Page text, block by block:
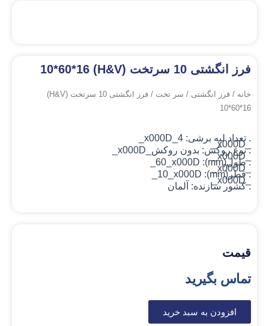
فرز انگشتی 10 سرتخت (H&V) 10*60*16
خانه / فرز انگشتی / سر تخت
/ فرز انگشتی 10 سرتخت (H&V)
10*60*16
. تعداد لبه برشی: 4_x000D_
_x000D_
. نوع روکش: بدون روکش
_x000D_
. طول(mm): 60_x000D_
_x000D_
. قطر(mm): 10_x000D_
_x000D_
. کشور سازنده: آلمان
قیمت
تماس بگیرید
افزودن به سبد خرید